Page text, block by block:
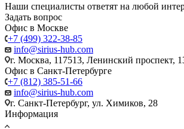
Наши специалисты ответят на любой
Задать вопрос
Офис в Москве
+7 (499) 322-38-85
info@sirius-hub.com
г. Москва, 117513, Ленинский проспект,
Офис в Санкт-Петербурге
+7 (812) 385-51-66
info@sirius-hub.com
г. Санкт-Петербург, ул. Химиков, 28
Информация